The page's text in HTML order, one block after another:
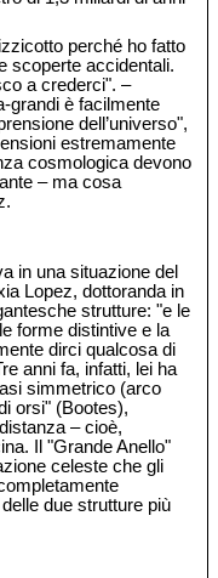
perché ho fatto
scoperte accidentali.
a crederci". –
grandi è facilmente
dell’universo",
estremamente
cosmologica devono
– ma cosa
in una situazione del
Lopez, dottoranda in
strutture: "e le
forme distintive e la
dirci qualcosa di
anni fa, infatti, lei ha
simmetrico (arco
orsi" (Bootes),
– cioè,
Il "Grande Anello"
celeste che gli
due strutture più